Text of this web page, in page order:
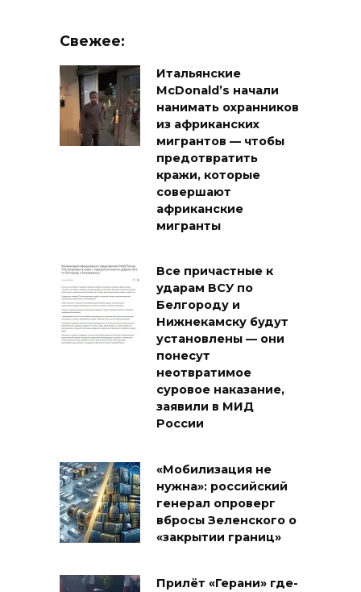
Свежее:
Итальянские
McDonald’s начали
нанимать охранников
из африканских
мигрантов — чтобы
предотвратить
кражи, которые
совершают
африканские
мигранты
Все причастные к
ударам ВСУ по
Белгороду и
Нижнекамску будут
установлены — они
понесут
неотвратимое
суровое наказание,
заявили в МИД
России
«Мобилизация не
нужна»: российский
генерал опроверг
вбросы Зеленского о
«закрытии границ»
Прилёт «Герани» где-